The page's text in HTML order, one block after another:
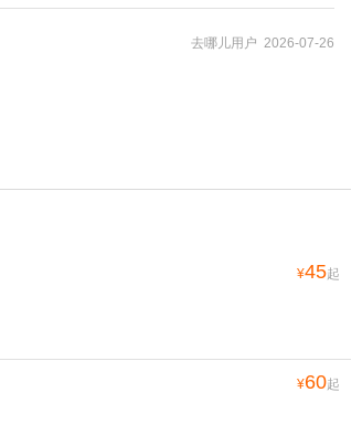
去哪儿用户 2026-07-26
¥45起
¥60起